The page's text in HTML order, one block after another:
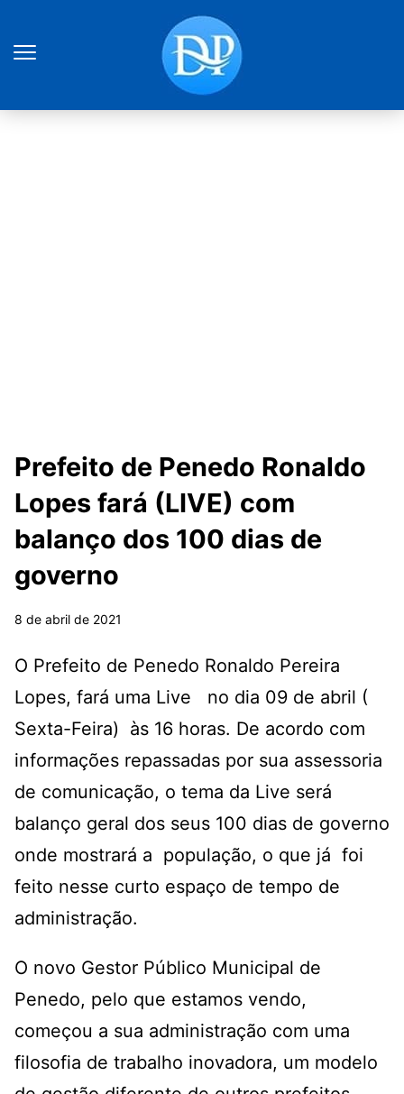
Prefeito de Penedo Ronaldo
Lopes fará (LIVE) com
balanço dos 100 dias de
governo
8 de abril de 2021
O Prefeito de Penedo Ronaldo Pereira
Lopes, fará uma Live no dia 09 de abril (
Sexta-Feira) às 16 horas. De acordo com
informações repassadas por sua assessoria
de comunicação, o tema da Live será
balanço geral dos seus 100 dias de governo
onde mostrará a população, o que já foi
feito nesse curto espaço de tempo de
administração.
O novo Gestor Público Municipal de
Penedo, pelo que estamos vendo,
começou a sua administração com uma
filosofia de trabalho inovadora, um modelo